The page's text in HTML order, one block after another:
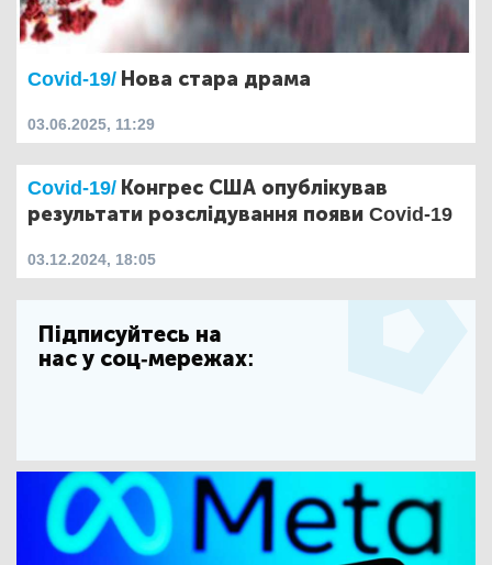
Covid-19/ Нова стара драма
03.06.2025, 11:29
Covid-19/ Конгрес США опублікував
результати розслідування появи Covid-19
03.12.2024, 18:05
Підписуйтесь на
нас у соц-мережах: